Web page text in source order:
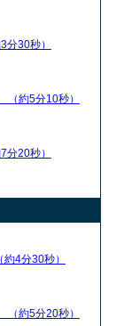
3分30秒）
（約5分10秒）
7分20秒）
（約4分30秒）
（約5分20秒）